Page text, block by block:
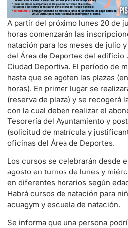
A partir del próximo lunes 20 de
horas comenzarán las
natación para los meses de julio
del Área de Deportes del edificio
Ciudad Deportiva. El período de
hasta que se agoten las plazas
horas). En primer lugar se
(reserva de plaza) y se recogerá
con la cual deben realizar el
Tesorería del Ayuntamiento y
(solicitud de matrícula y
oficinas del Área de Deportes.
Los cursos se celebrarán desde
agosto en turnos de lunes y
en diferentes horarios según
Habrá cursos de natación para
acuagym y escuela de natación.
Se informa que una persona